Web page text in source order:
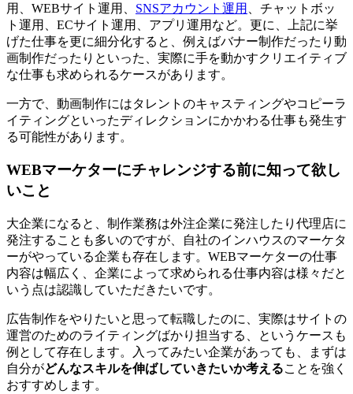
用、WEBサイト運用、 SNSアカウント運用
、チャットボッ
ト運用、ECサイト運用、アプリ運用など。更に、上記に挙
げた仕事を更に細分化すると、例えばバナー制作だったり動
画制作だったりといった、実際に手を動かすクリエイティブ
な仕事も求められるケースがあります。
一方で、動画制作にはタレントのキャスティングやコピーラ
イティングといったディレクションにかかわる仕事も発生す
る可能性があります。
WEBマーケターにチャレンジする前に知って欲し
いこと
大企業になると、制作業務は外注企業に発注したり代理店に
発注することも多いのですが、自社のインハウスのマーケタ
ーがやっている企業も存在します。WEBマーケターの仕事
内容は幅広く、企業によって求められる仕事内容は様々 だと
いう点は認識していただきたいです。
広告制作をやりたいと思って転職したのに、実際はサイトの
運営のためのライティングばかり担当する、というケースも
例として存在します。入ってみたい企業があっても、まずは
自分がどんなスキルを伸ばしていきたいか考えることを強く
おすすめします。